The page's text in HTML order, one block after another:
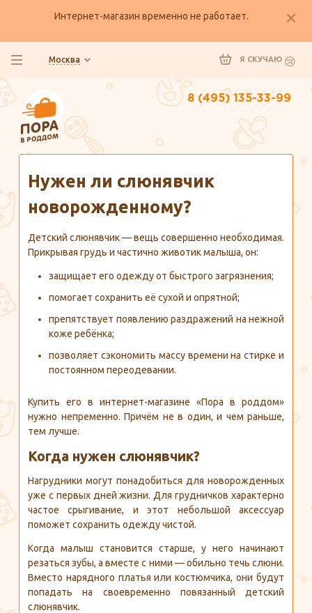
Интернет-магазин временно не работает.
Москва Я СКУЧАЮ
8 (495) 135-33-99
Нужен ли слюнявчик
новорожденному?
Детский слюнявчик — вещь совершенно необходимая.
Прикрывая грудь и частично животик малыша, он:
защищает его одежду от быстрого загрязнения;
помогает сохранить её сухой и опрятной;
препятствует появлению раздражений на нежной
коже ребёнка;
позволяет сэкономить массу времени на стирке и
постоянном переодевании.
Купить его в интернет-магазине «Пора в роддом»
нужно непременно. Причём не в один, и чем раньше,
тем лучше.
Когда нужен слюнявчик?
Нагрудники могут понадобиться для новорожденных
уже с первых дней жизни. Для грудничков характерно
частое срыгивание, и этот небольшой аксессуар
поможет сохранить одежду чистой.
Когда малыш становится старше, у него начинают
резаться зубы, а вместе с ними — обильно течь слюни.
Вместо нарядного платья или костюмчика, они будут
попадать на своевременно повязанный детский
слюнявчик.